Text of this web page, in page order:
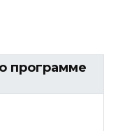
программе